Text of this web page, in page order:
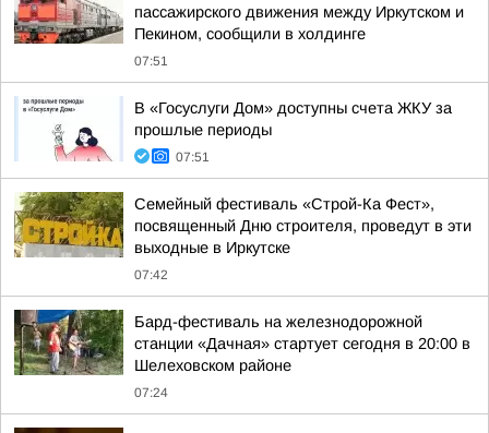
пассажирского движения между Иркутском и
Пекином, сообщили в холдинге
07:51
В «Госуслуги Дом» доступны счета ЖКУ за
прошлые периоды
07:51
Семейный фестиваль «Строй-Ка Фест»,
посвященный Дню строителя, проведут в эти
выходные в Иркутске
07:42
Бард-фестиваль на железнодорожной
станции «Дачная» стартует сегодня в 20:00 в
Шелеховском районе
07:24